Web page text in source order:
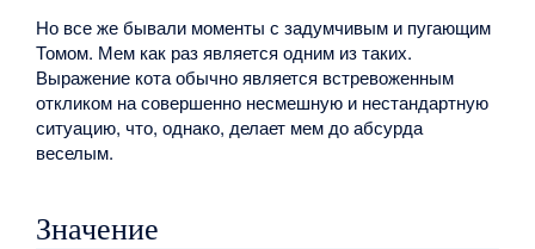
Но все же бывали моменты с задумчивым и пугающим
Томом. Мем как раз является одним из таких.
Выражение кота обычно является встревоженным
откликом на совершенно несмешную и нестандартную
ситуацию, что, однако, делает мем до абсурда
веселым.
Значение